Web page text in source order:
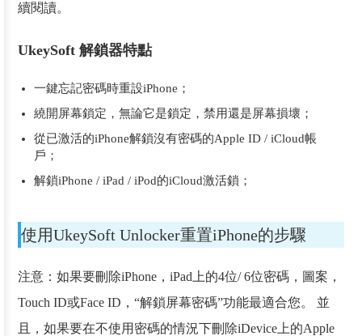
續閱讀。
UkeySoft 解鎖器特點
一鍵忘記密碼時重設iPhone；
繞開屏幕鎖定，無論它是鎖定，禁用還是屏幕損壞；
從已激活的iPhone解鎖沒有密碼的Apple ID / iCloud帳
戶；
解鎖iPhone / iPad / iPod的iCloud激活鎖；
使用UkeySoft Unlocker重置iPhone的步驟
注意：如果要刪除iPhone，iPad上的4位/ 6位密碼，圖案，
Touch ID或Face ID，“解鎖屏幕密碼”功能最適合您。 並
且，如果要在不使用密碼的情況下刪除iDevice上的Apple